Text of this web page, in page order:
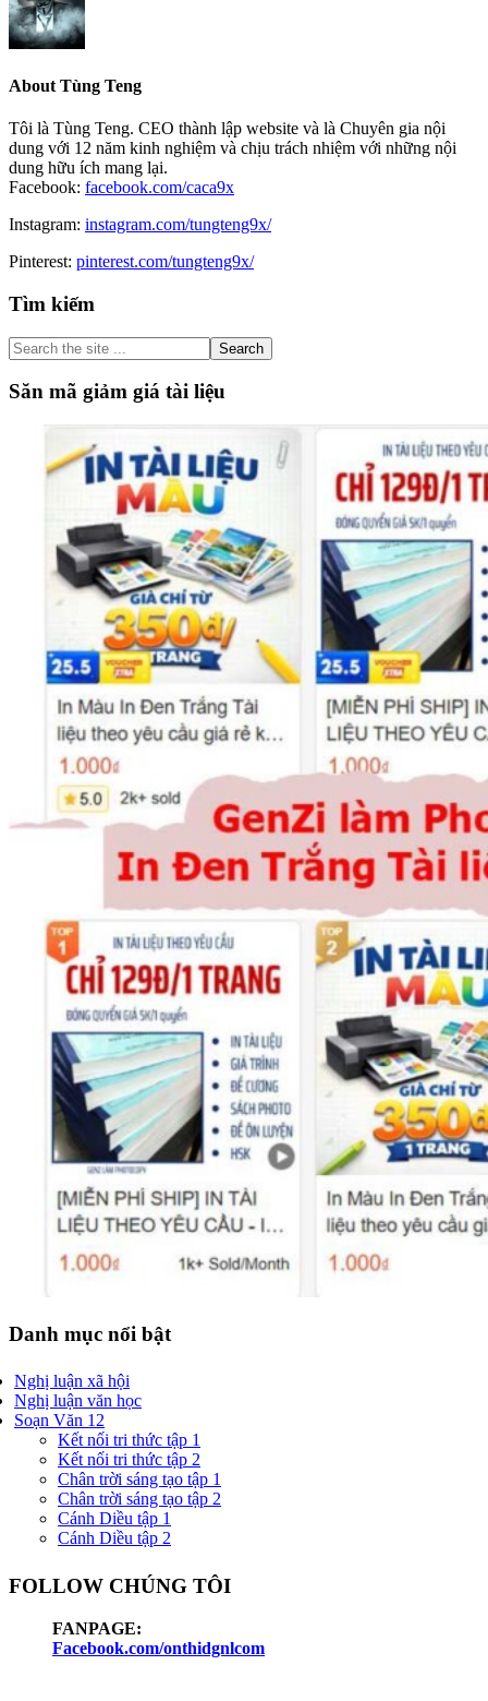
About Tùng Teng
Tôi là Tùng Teng. CEO thành lập website và là Chuyên gia nội
dung với 12 năm kinh nghiệm và chịu trách nhiệm với những nội
dung hữu ích mang lại.
Facebook: facebook.com/caca9x
Instagram: instagram.com/tungteng9x/
Pinterest: pinterest.com/tungteng9x/
Primary
Sidebar
Tìm kiếm
Search
the
site
...
Săn mã giảm giá tài liệu
Danh mục nổi bật
Nghị luận xã hội
Nghị luận văn học
Soạn Văn 12
Kết nối tri thức tập 1
Kết nối tri thức tập 2
Chân trời sáng tạo tập 1
Chân trời sáng tạo tập 2
Cánh Diều tập 1
Cánh Diều tập 2
FOLLOW CHÚNG TÔI
FANPAGE:
Facebook.com/onthidgnlcom